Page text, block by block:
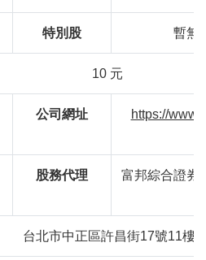
特別股 暫無
10 元
公司網址 https://
股務代理 富邦綜合證券
台北市中正區許昌街17號11樓